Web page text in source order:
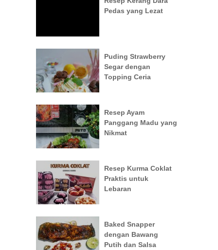
Pedas yang Lezat
Puding Strawberry
Segar dengan
Topping Ceria
Resep Ayam
Panggang Madu yang
Nikmat
Resep Kurma Coklat
Praktis untuk
Lebaran
Baked Snapper
dengan Bawang
Putih dan Salsa